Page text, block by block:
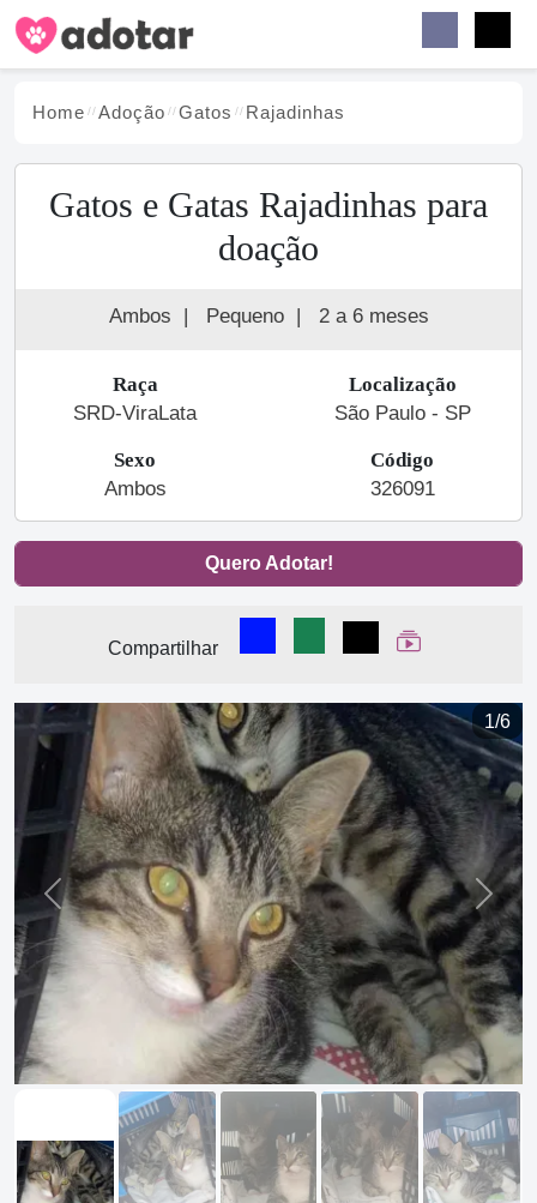
Home Adoção Gatos Rajadinhas
Gatos e Gatas Rajadinhas para
doação
Ambos | Pequeno | 2 a 6 meses
Raça
SRD-ViraLata
Localização
São Paulo - SP
Sexo
Ambos
Código
326091
Quero Adotar!
Compartilhar
Compartilhar no Facebook
Compartilhar no
Compartilhar
Ver Web Story
1/6
Previous Next